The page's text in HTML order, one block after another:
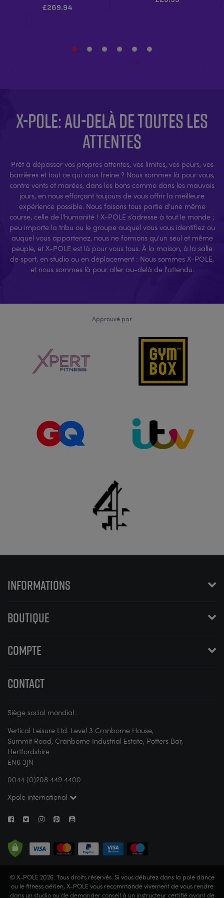
X-POLE: AU-DELÀ DE TOUTES LES
ATTENTES
Prêt à dépasser vos propres attentes, vos limites, vos peurs, vos
barrières et tout ce qui vous freine ? Nous sommes là pour vous,
contre vents et marées, dans les bons comme dans les mauvais
jours, en nous efforçant toujours de vous offrir la meilleure
expérience possible. Nous faisons tous partie d'une même
course, celle de l'humanité ! X-POLE s’adresse à tout le monde ;
peu importe la tribu ou le groupe auquel vous vous identifiez ou
auquel vous appartenez, nous ne formons qu'un seul et même
peuple, et X-POLE est là pour vous tous. À la maison, à la salle
de sport, en studio ou en déplacement : Nous sommes X-POLE,
et nous sommes là pour aller au-delà de l'attendu.
Approuvé par
INFORMATIONS
BOUTIQUE
COMPTE
CONTACT
Siège social mondial :
Vertical Leisure Ltd. Level 3 Cranborne House,
Summit Road, Cranborne Industrial Estate, Potters Bar,
Hertfordshire
EN6 3JN
0044 (0)208 449 4400
Xpole international
© X-POLE 2026. Tous droits réservés. Si vous débutez dans la pole dance
ou le fitness aérien, X-POLE vous recommande vivement de vous rendre
dans un studio ou de demander conseil à un instructeur certifié avant de